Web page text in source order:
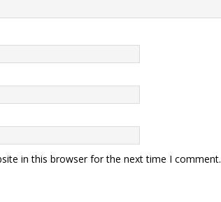
in this browser for the next time I comment.